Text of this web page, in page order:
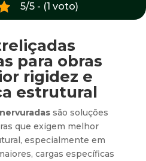
5/5 - (1 voto)
para obras
rigidez e
estrutural
são soluções
que exigem melhor
especialmente em
cargas específicas